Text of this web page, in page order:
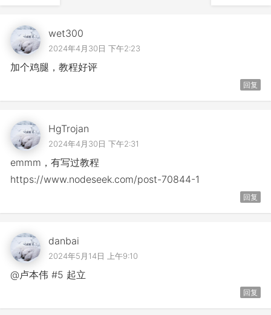
wet300
2024年4月30日 下午2:23
加个鸡腿，教程好评
回复
HgTrojan
2024年4月30日 下午2:31
emmm，有写过教程
https://www.nodeseek.com/post-70844-1
回复
danbai
2024年5月14日 上午9:10
@卢本伟 #5 起立
回复